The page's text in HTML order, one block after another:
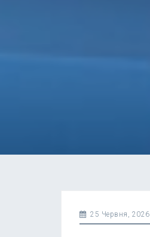
25 Червня, 2026